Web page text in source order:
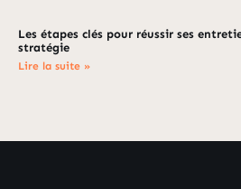
Les étapes clés pour réussir ses
stratégie
Lire la suite »